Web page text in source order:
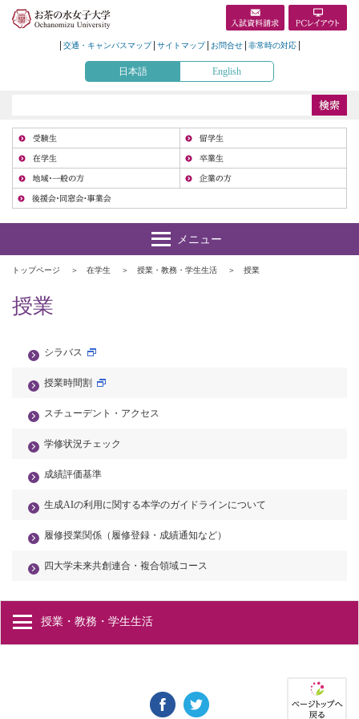
交通・キャンパスマップ サイトマップ お問合せ 非常時の対応
日本語 English
トップページ 在学生 授業・教務・学生生活 授業
授業
シラバス
授業時間割
スチューデント・アクセス
学修状況チェック
成績評価基準
生成AIの利用に関する本学のガイドラインについて
履修授業関係（履修登録・成績通知など）
四大学未来共創連合・複合領域コース
授業・教務・学生生活